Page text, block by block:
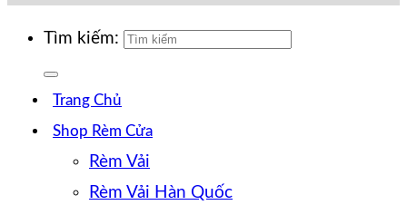
Tìm kiếm:
Trang Chủ
Shop Rèm Cửa
Rèm Vải
Rèm Vải Hàn Quốc